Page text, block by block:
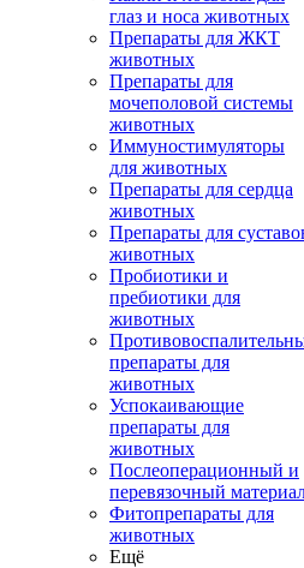
глаз и носа животных
Препараты для ЖКТ
животных
Препараты для
мочеполовой системы
животных
Иммуностимуляторы
для животных
Препараты для сердца
животных
Препараты для
животных
Пробиотики и
пребиотики для
животных
препараты для
животных
Успокаивающие
препараты для
животных
Послеоперационный и
перевязочный
Фитопрепараты для
животных
Ещё